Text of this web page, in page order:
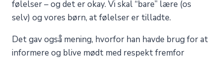
følelser – og det er okay. Vi skal “bare” lære (os
selv) og vores børn, at følelser er tilladte.
Det gav også mening, hvorfor han havde brug for at
informere og blive mødt med respekt fremfor